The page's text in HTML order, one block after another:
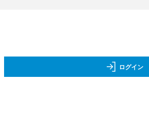
ログイン